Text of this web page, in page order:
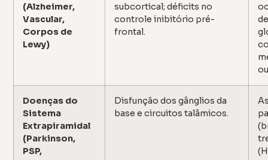
(Alzheimer,
Vascular,
Corpos de
Lewy)
subcortical; déficits no
controle inibitório pré-
frontal.
Doenças do
Sistema
Extrapiramidal
(Parkinson,
PSP,
Disfunção dos gânglios da
base e circuitos talâmicos.